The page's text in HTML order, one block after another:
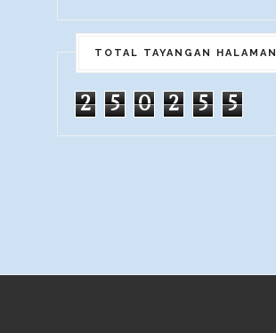
TOTAL TAYANGAN HALAMAN
2 5 0 2 5 5